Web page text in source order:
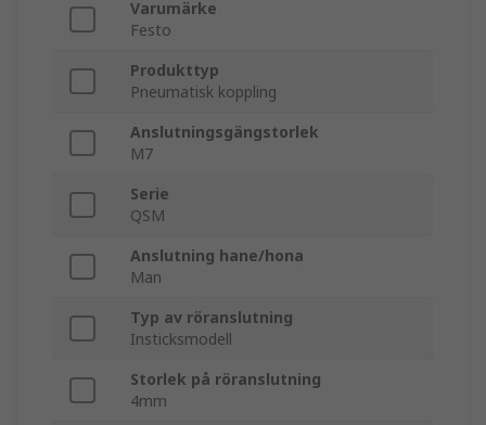
Varumärke
Festo
Produkttyp
Pneumatisk koppling
Anslutningsgängstorlek
M7
Serie
QSM
Anslutning hane/hona
Man
Typ av röranslutning
Insticksmodell
Storlek på röranslutning
4mm